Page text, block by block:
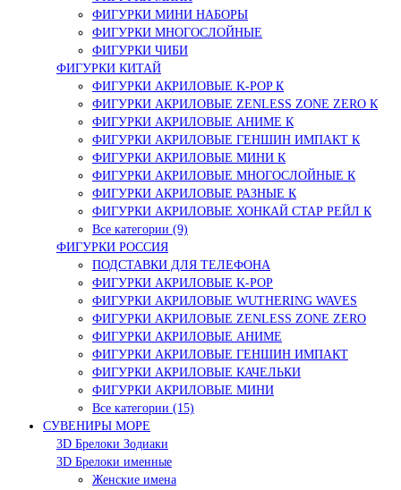
ФИГУРКИ МИНИ НАБОРЫ
ФИГУРКИ МНОГОСЛОЙНЫЕ
ФИГУРКИ ЧИБИ
ФИГУРКИ КИТАЙ
ФИГУРКИ АКРИЛОВЫЕ K-POP К
ФИГУРКИ АКРИЛОВЫЕ ZENLESS ZONE ZERO К
ФИГУРКИ АКРИЛОВЫЕ АНИМЕ К
ФИГУРКИ АКРИЛОВЫЕ ГЕНШИН ИМПАКТ К
ФИГУРКИ АКРИЛОВЫЕ МИНИ К
ФИГУРКИ АКРИЛОВЫЕ МНОГОСЛОЙНЫЕ К
ФИГУРКИ АКРИЛОВЫЕ РАЗНЫЕ К
ФИГУРКИ АКРИЛОВЫЕ ХОНКАЙ СТАР РЕЙЛ К
Все категории (9)
ФИГУРКИ РОССИЯ
ПОДСТАВКИ ДЛЯ ТЕЛЕФОНА
ФИГУРКИ АКРИЛОВЫЕ K-POP
ФИГУРКИ АКРИЛОВЫЕ WUTHERING WAVES
ФИГУРКИ АКРИЛОВЫЕ ZENLESS ZONE ZERO
ФИГУРКИ АКРИЛОВЫЕ АНИМЕ
ФИГУРКИ АКРИЛОВЫЕ ГЕНШИН ИМПАКТ
ФИГУРКИ АКРИЛОВЫЕ КАЧЕЛЬКИ
ФИГУРКИ АКРИЛОВЫЕ МИНИ
Все категории (15)
СУВЕНИРЫ МОРЕ
3D Брелоки Зодиаки
3D Брелоки именные
Женские имена